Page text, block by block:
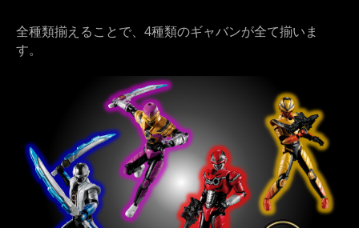
全種類揃えることで、4種類のギャバンが全て揃いま
す。